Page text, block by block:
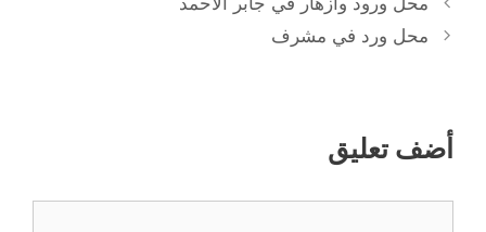
محل ورد في مشرف
أضف تعليق